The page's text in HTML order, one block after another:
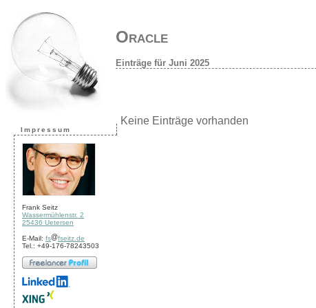
Oracle
Einträge für Juni 2025
Impressum
Frank Seitz
Wassermühlenstr. 2
25436 Uetersen
E-Mail: fs
fseitz.de
Tel.: +49-176-78243503
Keine Einträge vorhanden